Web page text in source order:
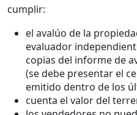
cumplir:
el avalúo de la
evaluador
copias del informe de
(se debe presentar el
emitido dentro de los
cuenta el valor del